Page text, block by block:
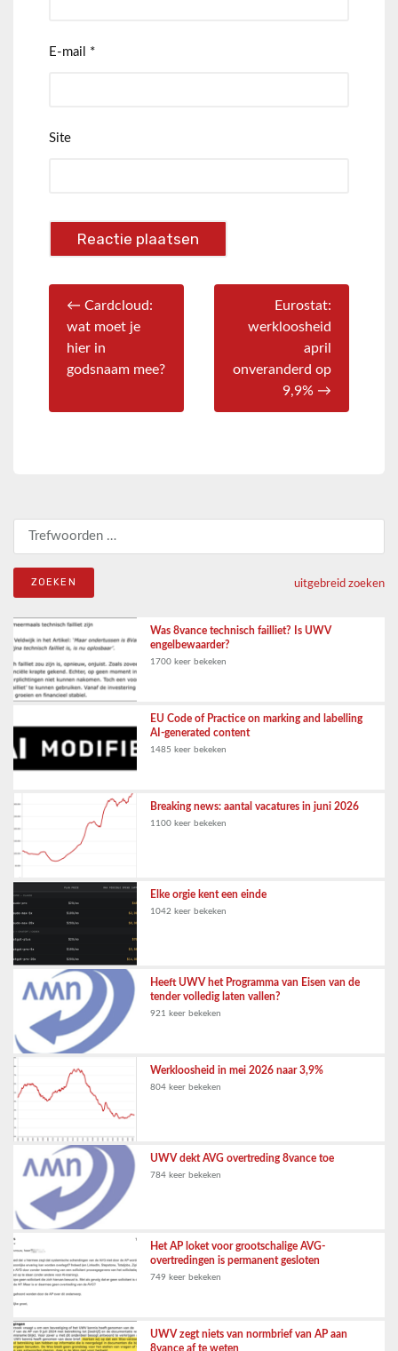
E-mail *
Site
← Cardcloud:
wat moet je
hier in
godsnaam mee?
Eurostat:
werkloosheid
april
onveranderd op
9,9% →
uitgebreid zoeken
Was 8vance technisch failliet? Is UWV
engelbewaarder?
1700 keer bekeken
EU Code of Practice on marking and labelling
AI-generated content
1485 keer bekeken
Breaking news: aantal vacatures in juni 2026
1100 keer bekeken
Elke orgie kent een einde
1042 keer bekeken
Heeft UWV het Programma van Eisen van de
tender volledig laten vallen?
921 keer bekeken
Werkloosheid in mei 2026 naar 3,9%
804 keer bekeken
UWV dekt AVG overtreding 8vance toe
784 keer bekeken
Het AP loket voor grootschalige AVG-
overtredingen is permanent gesloten
749 keer bekeken
UWV zegt niets van normbrief van AP aan
8vance af te weten